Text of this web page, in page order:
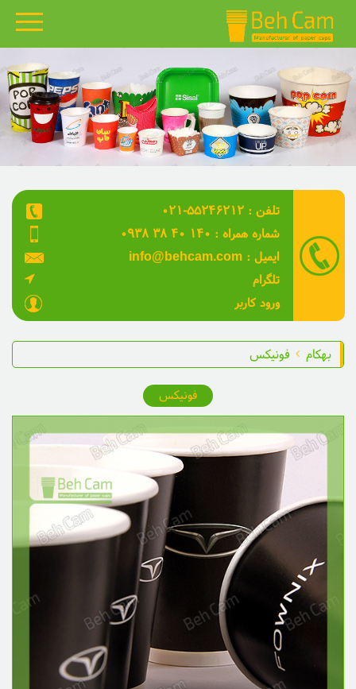
بهکام
محصولات
گالری نمونه کارها
مقالات
درباره ما
تماس با ما
۰۲۱-۵۵۲۴۶۲۱۲ : تلفن
۰۹۳۸ ۳۸ ۴۰ ۱۴۰ : شماره همراه
info@behcam.com : ایمیل
تلگرام
ورود کاربر
بهکام فونیکس
فونیکس